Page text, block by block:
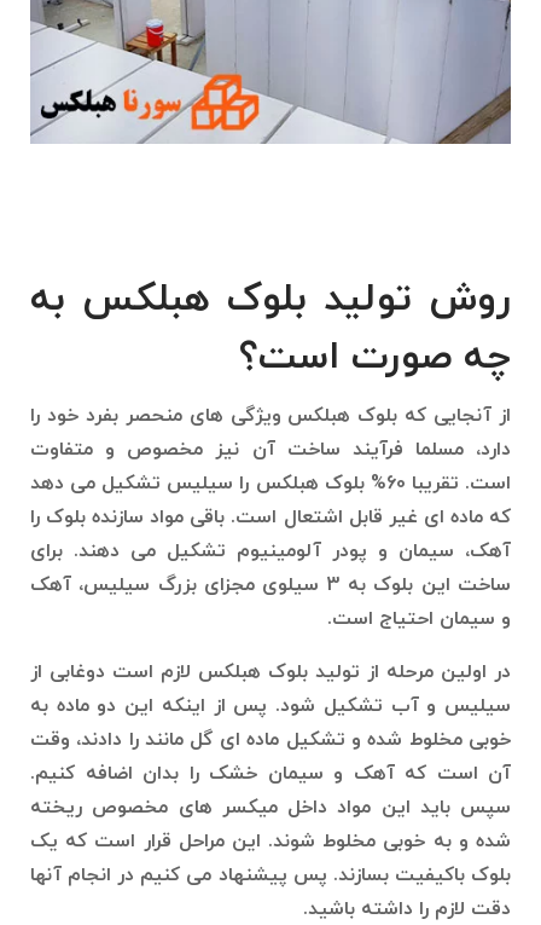
روش تولید بلوک هبلکس به
چه صورت است؟
از آنجایی که بلوک هبلکس ویژگی های منحصر بفرد خود را
دارد، مسلما فرآیند ساخت آن نیز مخصوص و متفاوت
است. تقریبا 60% بلوک هبلکس را سیلیس تشکیل می دهد
که ماده ای غیر قابل اشتعال است. باقی مواد سازنده بلوک را
آهک، سیمان و پودر آلومینیوم تشکیل می دهند. برای
ساخت این بلوک به 3 سیلوی مجزای بزرگ سیلیس، آهک
و سیمان احتیاج است.
در اولین مرحله از تولید بلوک هبلکس لازم است دوغابی از
سیلیس و آب تشکیل شود. پس از اینکه این دو ماده به
خوبی مخلوط شده و تشکیل ماده ای گل مانند را دادند، وقت
آن است که آهک و سیمان خشک را بدان اضافه کنیم.
سپس باید این مواد داخل میکسر های مخصوص ریخته
شده و به خوبی مخلوط شوند. این مراحل قرار است که یک
بلوک باکیفیت بسازند. پس پیشنهاد می کنیم در انجام آنها
دقت لازم را داشته باشید.